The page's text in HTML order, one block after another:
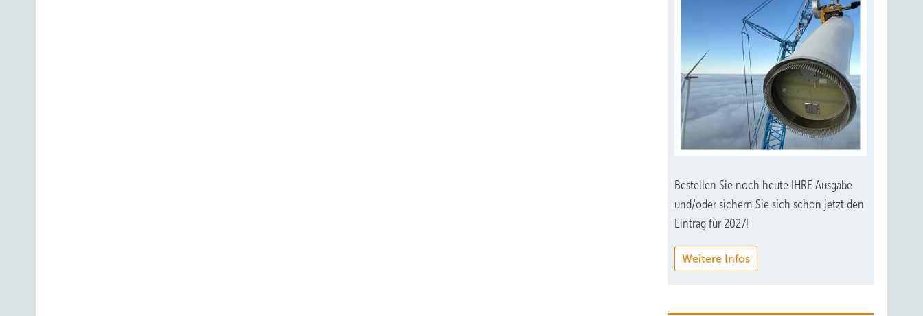
Bestellen Sie noch heute IHRE Ausgabe
und/oder sichern Sie sich schon jetzt den
Eintrag für 2027!
Weitere Infos